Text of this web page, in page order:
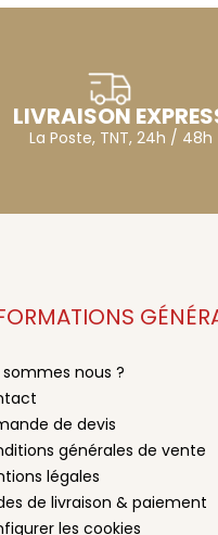
LIVRAISON
La Poste, TNT, 24h / 48h
nous ?
de devis
générales de vente
légales
de livraison & paiement
les cookies